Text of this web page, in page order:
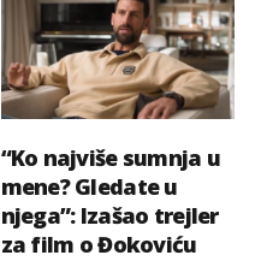
“Ko najviše sumnja u
mene? Gledate u
njega”: Izašao trejler
za film o Đokoviću